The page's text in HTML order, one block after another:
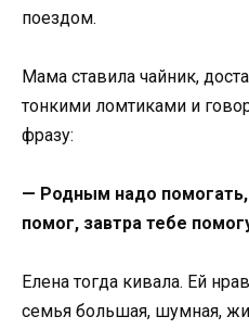
поездом.
Мама ставила чайник,
тонкими ломтиками и
фразу:
— Родным надо
помог, завтра тебе
Елена тогда кивала. Ей
семья большая, шумная,